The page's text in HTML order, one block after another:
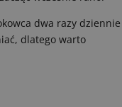
dwa razy dziennie
dlatego warto